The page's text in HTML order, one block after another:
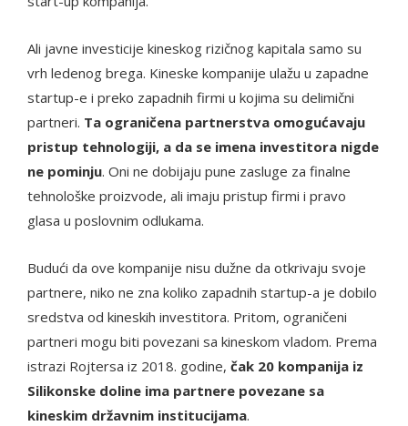
Ali javne investicije kineskog rizičnog kapitala samo su
vrh ledenog brega. Kineske kompanije ulažu u zapadne
startup-e i preko zapadnih firmi u kojima su delimični
partneri. Ta ograničena partnerstva omogućavaju
pristup tehnologiji, a da se imena investitora nigde
ne pominju. Oni ne dobijaju pune zasluge za finalne
tehnološke proizvode, ali imaju pristup firmi i pravo
glasa u poslovnim odlukama.
Budući da ove kompanije nisu dužne da otkrivaju svoje
partnere, niko ne zna koliko zapadnih startup-a je dobilo
sredstva od kineskih investitora. Pritom, ograničeni
partneri mogu biti povezani sa kineskom vladom. Prema
istrazi Rojtersa iz 2018. godine, čak 20 kompanija iz
Silikonske doline ima partnere povezane sa
kineskim državnim institucijama.